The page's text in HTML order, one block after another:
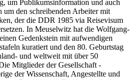
um Publikumsinformation und auch
um den schreibenden Arbeiter mit
der die DDR 1985 via Reisevisum
In Meuselwitz hat die Wolfgang-
Gedenkstein mit aufwendigen
kuratiert und den 80. Geburtstag
und weltweit mit über 50
Mitglieder der Gesellschaft -
der Wissenschaft, Angestellte und